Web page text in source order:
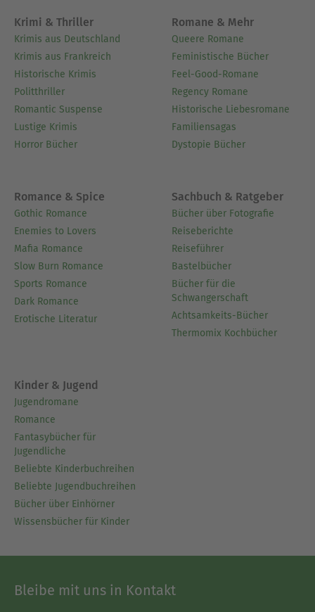
Krimi & Thriller
Krimis aus Deutschland
Krimis aus Frankreich
Historische Krimis
Politthriller
Romantic Suspense
Lustige Krimis
Horror Bücher
Romane & Mehr
Queere Romane
Feministische Bücher
Feel-Good-Romane
Regency Romane
Historische Liebesromane
Familiensagas
Dystopie Bücher
Romance & Spice
Gothic Romance
Enemies to Lovers
Mafia Romance
Slow Burn Romance
Sports Romance
Dark Romance
Erotische Literatur
Sachbuch & Ratgeber
Bücher über Fotografie
Reiseberichte
Reiseführer
Bastelbücher
Bücher für die
Schwangerschaft
Achtsamkeits-Bücher
Thermomix Kochbücher
Kinder & Jugend
Jugendromane
Romance
Fantasybücher für
Jugendliche
Beliebte Kinderbuchreihen
Beliebte Jugendbuchreihen
Bücher über Einhörner
Wissensbücher für Kinder
Bleibe mit uns in Kontakt